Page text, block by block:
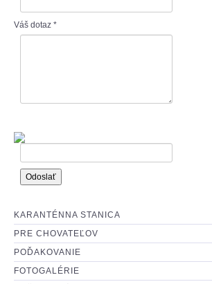
: O ADOPCII :
Váš dotaz *
KARANTÉNNA STANICA
PRE CHOVATEĽOV
POĎAKOVANIE
FOTOGALÉRIE